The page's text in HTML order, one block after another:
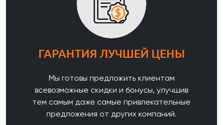
ГАРАНТИЯ ЛУЧШЕЙ ЦЕНЫ
Мы готовы предложить клиентам
всевозможные скидки и бонусы, улучшив
тем самым даже самые привлекательные
предложения от других компаний.